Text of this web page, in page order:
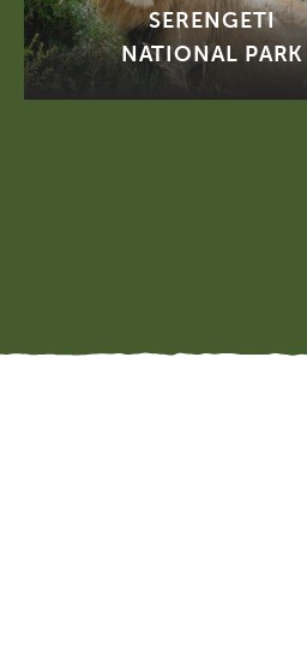
SERENGETI
NATIONAL PARK